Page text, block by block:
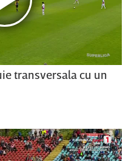
transversala cu un